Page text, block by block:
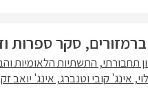
סקר ספרות
התשתיות הלאומיות
אינג' קובי וטנברג, אינג' יואב